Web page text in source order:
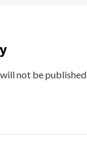
not be published.